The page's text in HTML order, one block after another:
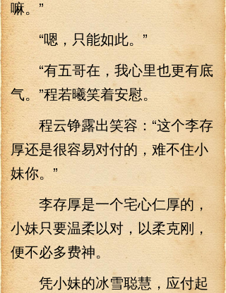
嘛。”
“嗯，只能如此。”
“有五哥在，我心里也更有底
气。”程若曦笑着安慰。
程云铮露出笑容：“这个李存
厚还是很容易对付的，难不住小
妹你。”
李存厚是一个宅心仁厚的，
小妹只要温柔以对，以柔克刚，
便不必多费神。
凭小妹的冰雪聪慧，应付起